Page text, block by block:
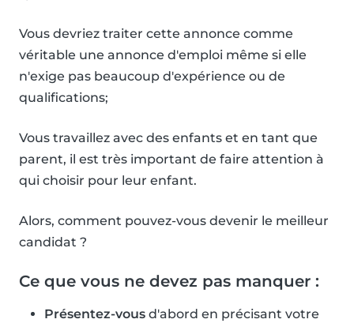
Vous devriez traiter cette annonce comme
véritable une annonce d'emploi même si elle
n'exige pas beaucoup d'expérience ou de
qualifications;
Vous travaillez avec des enfants et en tant que
parent, il est très important de faire attention à
qui choisir pour leur enfant.
Alors, comment pouvez-vous devenir le meilleur
candidat ?
Ce que vous ne devez pas manquer :
Présentez-vous d'abord en précisant votre